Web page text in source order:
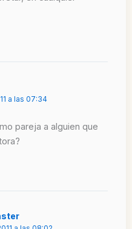
a las 07:34
pareja a alguien que